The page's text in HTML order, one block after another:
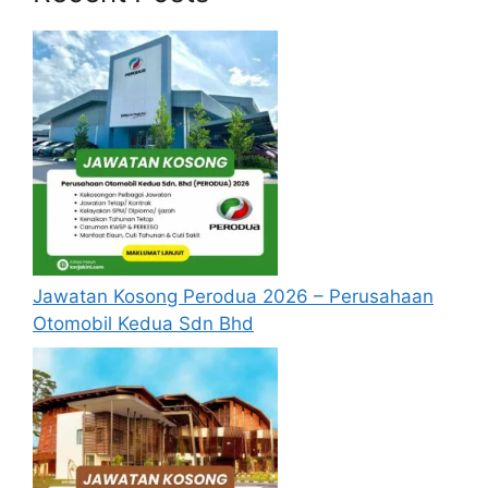
Guru Ganti Matematik – SMK Abi,
Kangar,Perlis
Guru Ganti Pendidikan Islam – SMK Abi,
Kangar, Perlis
Guru Ganti Pendidikan Islam – SMK
Undang, Rembau, Negeri Sembilan
Guru Ganti Sains dan Reka Bentuk
Teknologi – SBP Intergrasi Gopeng, Perak
Guru Ganti – SK & SMK di Daerah Barat
Daya, Balik Pulau, Pulau Pinang
Guru Ganti – SK & SMK di Daerah
Tambunan, Sabah
Guru Ganti Bahasa Cina – SMK Padang
Besar Utara, Perlis
Guru Ganti Bahasa Melayu – SMK Syed
Saffi, Perlis
Baca Juga:
Jawatan Kosong Perodua 2026 – Perusahaan
Otomobil Kedua Sdn Bhd